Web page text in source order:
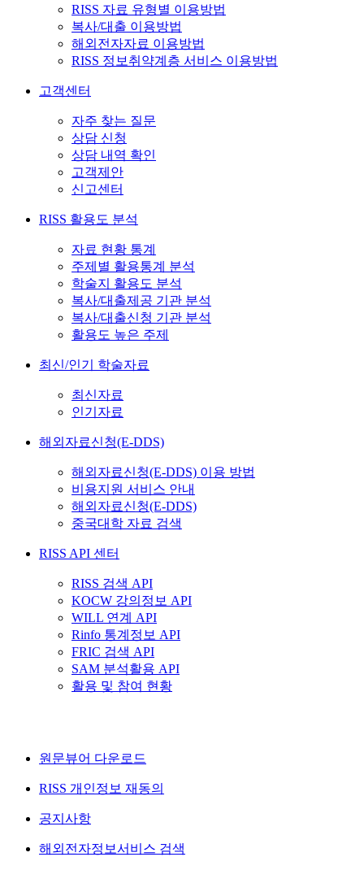
RISS 자료 유형별 이용방법
복사/대출 이용방법
해외전자자료 이용방법
RISS 정보취약계층 서비스 이용방법
고객센터
자주 찾는 질문
상담 신청
상담 내역 확인
고객제안
신고센터
RISS 활용도 분석
자료 현황 통계
주제별 활용통계 분석
학술지 활용도 분석
복사/대출제공 기관 분석
복사/대출신청 기관 분석
활용도 높은 주제
최신/인기 학술자료
최신자료
인기자료
해외자료신청(E-DDS)
해외자료신청(E-DDS) 이용 방법
비용지원 서비스 안내
해외자료신청(E-DDS)
중국대학 자료 검색
RISS API 센터
RISS 검색 API
KOCW 강의정보 API
WILL 연계 API
Rinfo 통계정보 API
FRIC 검색 API
SAM 분석활용 API
활용 및 참여 현황
원문뷰어 다운로드
RISS 개인정보 재동의
공지사항
해외전자정보서비스 검색